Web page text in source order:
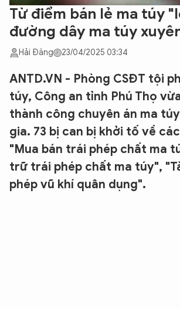
Từ điểm bán lẻ ma túy
đường dây ma túy
Hải Đăng 23/04/2025 03:34
ANTD.VN - Phòng CSĐT tội
túy, Công an tỉnh Phú Thọ
thành công chuyên án ma
gia. 73 bị can bị khởi tố về
"Mua bán trái phép chất ma
trữ trái phép chất ma túy",
phép vũ khí quân dụng".